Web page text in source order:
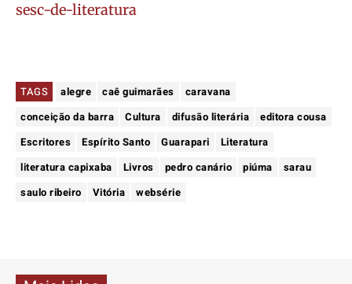
sesc-de-literatura
TAGS alegre caê guimarães
caravana
conceição da barra
Cultura difusão literária
editora cousa
Escritores
Espírito Santo Guarapari
Literatura
literatura capixaba
Livros pedro canário piúma
sarau
saulo ribeiro
Vitória websérie